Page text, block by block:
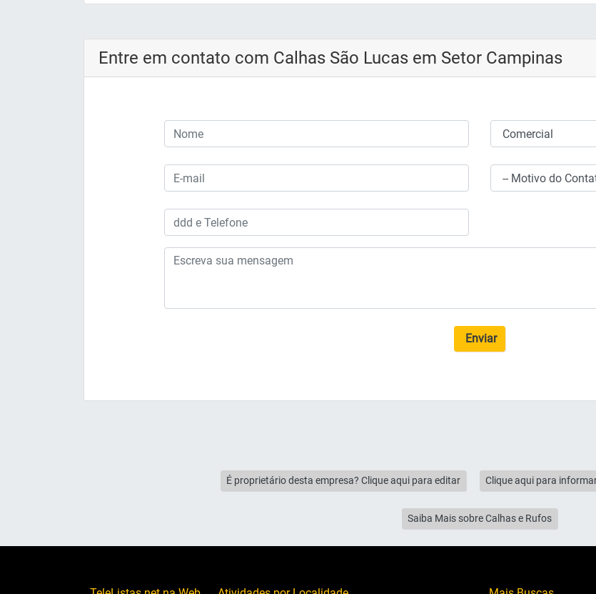
Entre em contato com Calhas São Lucas em Setor Campinas
Enviar
É proprietário desta empresa? Clique aqui para editar Clique aqui para
Saiba Mais sobre Calhas e Rufos